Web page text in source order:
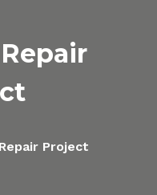
Project